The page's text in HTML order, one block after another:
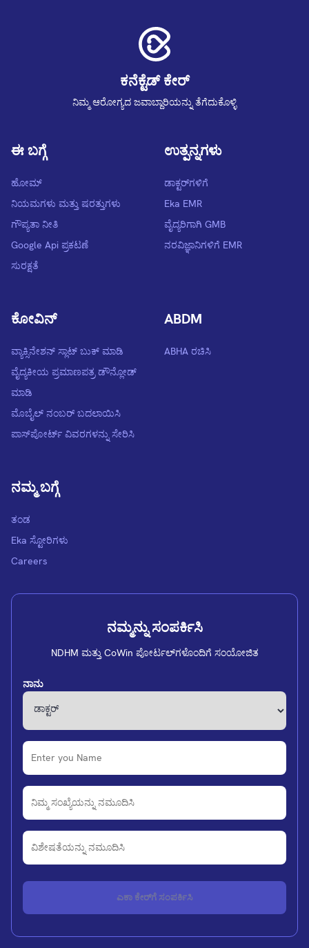
ಕನೆಕ್ಟೆಡ್ ಕೇರ್
ನಿಮ್ಮ ಆರೋಗ್ಯದ ಜವಾಬ್ದಾರಿಯನ್ನು ತೆಗೆದುಕೊಳ್ಳಿ
ಈ ಬಗ್ಗೆ
ಹೋಮ್
ನಿಯಮಗಳು ಮತ್ತು ಷರತ್ತುಗಳು
ಗೌಪ್ಯತಾ ನೀತಿ
Google Api ಪ್ರಕಟಣೆ
ಸುರಕ್ಷತೆ
ಉತ್ಪನ್ನಗಳು
ಡಾಕ್ಟರ್‌‌ಗಳಿಗೆ
Eka EMR
ವೈದ್ಯರಿಗಾಗಿ GMB
ನರವಿಜ್ಞಾನಿಗಳಿಗೆ EMR
ಕೋವಿನ್
ವ್ಯಾಕ್ಸಿನೇಶನ್ ಸ್ಲಾಟ್ ಬುಕ್ ಮಾಡಿ
ವೈದ್ಯಕೀಯ ಪ್ರಮಾಣಪತ್ರ ಡೌನ್ಲೋಡ್
ಮಾಡಿ
ಮೊಬೈಲ್ ನಂಬರ್ ಬದಲಾಯಿಸಿ
ಪಾಸ್‌ಪೋರ್ಟ್ ವಿವರಗಳನ್ನು ಸೇರಿಸಿ
ABDM
ABHA ರಚಿಸಿ
ನಮ್ಮ ಬಗ್ಗೆ
ತಂಡ
Eka ಸ್ಟೋರಿಗಳು
Careers
ನಮ್ಮನ್ನು ಸಂಪರ್ಕಿಸಿ
NDHM ಮತ್ತು CoWin ಪೋರ್ಟಲ್‌ಗಳೊಂದಿಗೆ ಸಂಯೋಜಿತ
ನಾನು
ಎಕಾ ಕೇರ್‌ಗೆ ಸಂಪರ್ಕಿಸಿ